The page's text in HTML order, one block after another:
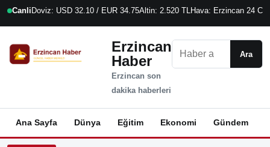
Canli Doviz: USD 32.10 / EUR 34.75Altin: 2.520 TLHava: Erzincan 24 C
Erzincan
Haber
Erzincan son
dakika haberleri
Ara
Ana Sayfa Dünya Eğitim Ekonomi Gündem